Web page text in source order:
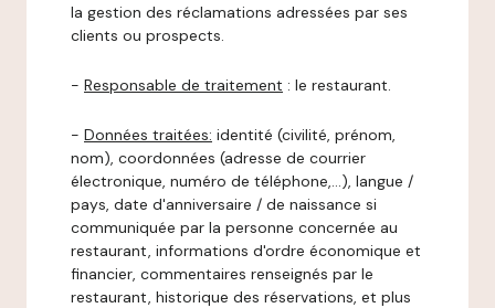
la gestion des réclamations adressées par ses
clients ou prospects.
- Responsable de traitement : le restaurant.
- Données traitées: identité (civilité, prénom,
nom), coordonnées (adresse de courrier
électronique, numéro de téléphone,…), langue /
pays, date d'anniversaire / de naissance si
communiquée par la personne concernée au
restaurant, informations d'ordre économique et
financier, commentaires renseignés par le
restaurant, historique des réservations, et plus